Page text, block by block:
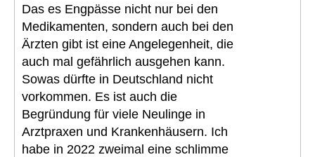
Das es Engpässe nicht nur bei den
Medikamenten, sondern auch bei den
Ärzten gibt ist eine Angelegenheit, die
auch mal gefährlich ausgehen kann.
Sowas dürfte in Deutschland nicht
vorkommen. Es ist auch die
Begründung für viele Neulinge in
Arztpraxen und Krankenhäusern. Ich
habe in 2022 zweimal eine schlimme